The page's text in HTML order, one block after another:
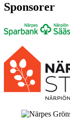
Sponsorer